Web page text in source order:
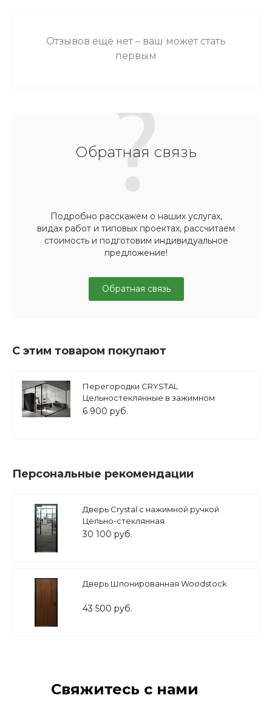
Отзывов ещё нет – ваш может стать
первым
Обратная связь
Подробно расскажем о наших услугах,
видах работ и типовых проектах, рассчитаем
стоимость и подготовим индивидуальное
предложение!
Обратная связь
С этим товаром покупают
Перегородки CRYSTAL
Цельностеклянные в зажимном
профиле
6 900 руб.
Персональные рекомендации
Дверь Crystal с нажимной ручкой
Цельно-стеклянная
30 100 руб.
Дверь Шпонированная Woodstock
43 500 руб.
Свяжитесь с нами